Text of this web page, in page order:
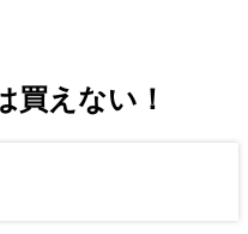
買えない！